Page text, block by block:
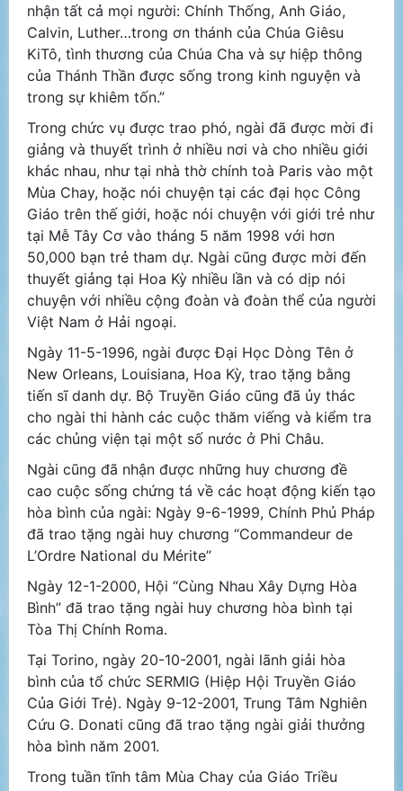
nhận tất cả mọi người: Chính Thống, Anh Giáo,
Calvin, Luther…trong ơn thánh của Chúa Giêsu
KiTô, tình thương của Chúa Cha và sự hiệp thông
của Thánh Thần được sống trong kinh nguyện và
trong sự khiêm tốn.”
Trong chức vụ được trao phó, ngài đã được mời đi
giảng và thuyết trình ở nhiều nơi và cho nhiều giới
khác nhau, như tại nhà thờ chính toà Paris vào một
Mùa Chay, hoặc nói chuyện tại các đại học Công
Giáo trên thế giới, hoặc nói chuyện với giới trẻ như
tại Mễ Tây Cơ vào tháng 5 năm 1998 với hơn
50,000 bạn trẻ tham dự. Ngài cũng được mời đến
thuyết giảng tại Hoa Kỳ nhiều lần và có dịp nói
chuyện với nhiều cộng đoàn và đoàn thể của người
Việt Nam ở Hải ngoại.
Ngày 11-5-1996, ngài được Đại Học Dòng Tên ở
New Orleans, Louisiana, Hoa Kỳ, trao tặng bằng
tiến sĩ danh dự. Bộ Truyền Giáo cũng đã ủy thác
cho ngài thi hành các cuộc thăm viếng và kiểm tra
các chủng viện tại một số nước ở Phi Châu.
Ngài cũng đã nhận được những huy chương đề
cao cuộc sống chứng tá về các hoạt động kiến tạo
hòa bình của ngài: Ngày 9-6-1999, Chính Phủ Pháp
đã trao tặng ngài huy chương “Commandeur de
L’Ordre National du Mérite”
Ngày 12-1-2000, Hội “Cùng Nhau Xây Dựng Hòa
Bình” đã trao tặng ngài huy chương hòa bình tại
Tòa Thị Chính Roma.
Tại Torino, ngày 20-10-2001, ngài lãnh giải hòa
bình của tổ chức SERMIG (Hiệp Hội Truyền Giáo
Của Giới Trẻ). Ngày 9-12-2001, Trung Tâm Nghiên
Cứu G. Donati cũng đã trao tặng ngài giải thưởng
hòa bình năm 2001.
Trong tuần tĩnh tâm Mùa Chay của Giáo Triều